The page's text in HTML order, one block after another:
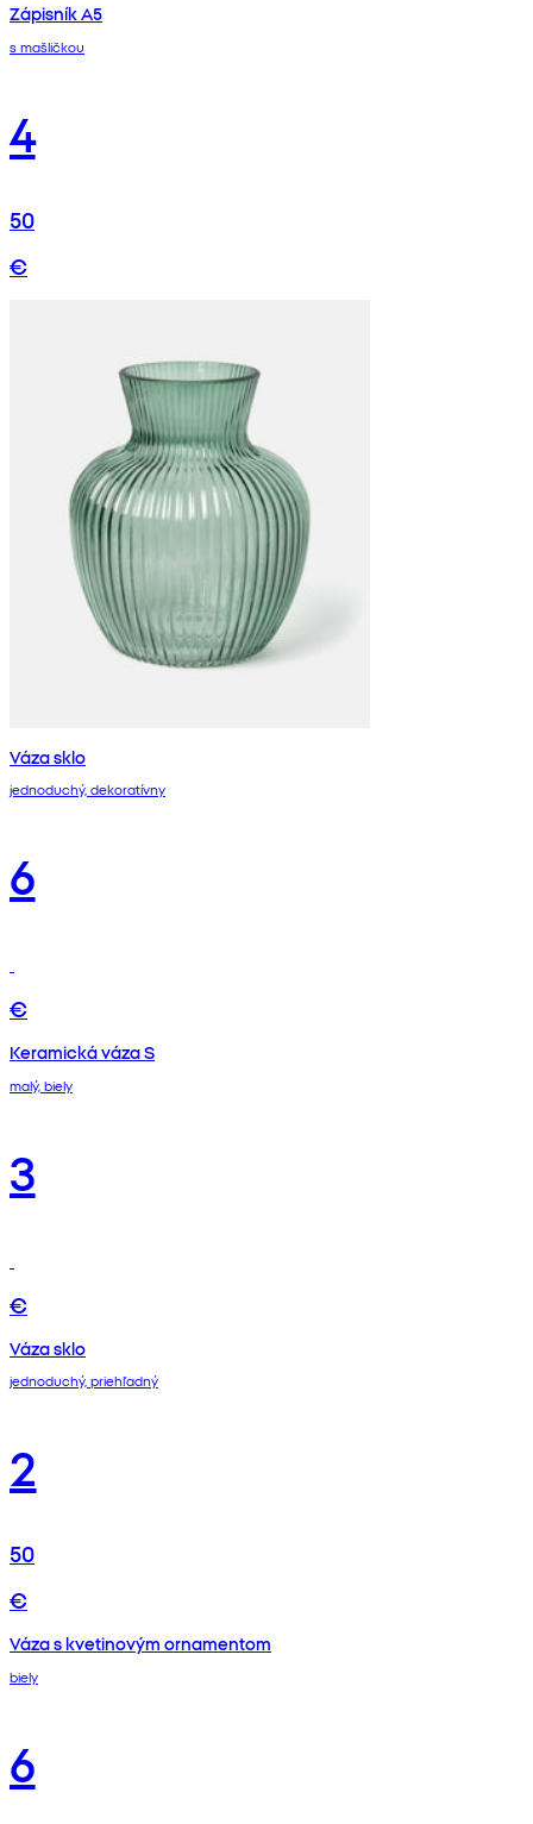
Zápisník A5
s mašličkou
4
50
€
Váza sklo
jednoduchý, dekoratívny
6
€
Keramická váza S
malý, biely
3
€
Váza sklo
jednoduchý, priehľadný
2
50
€
Váza s kvetinovým ornamentom
biely
6